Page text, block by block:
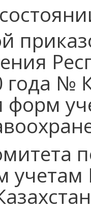
года
форм
учетам